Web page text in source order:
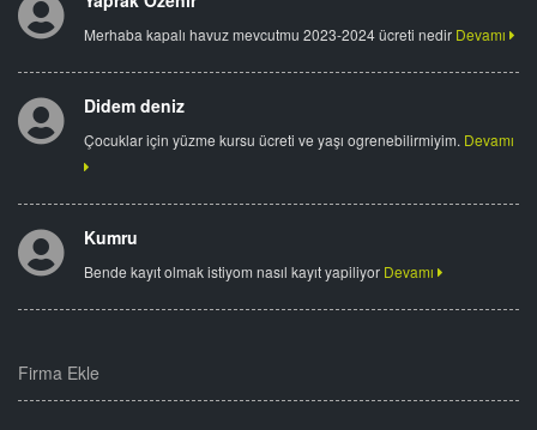
Merhaba kapalı havuz mevcutmu 2023-2024 ücreti nedir Devamı
Didem deniz
Çocuklar için yüzme kursu ücreti ve yaşı ogrenebilirmiyim. Devamı
Kumru
Bende kayıt olmak istiyom nasıl kayıt yapiliyor Devamı
Firma Ekle